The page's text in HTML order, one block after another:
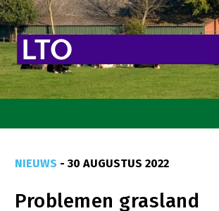
Goed eten
NIEUWS - 30 AUGUSTUS 2022
Problemen grasland